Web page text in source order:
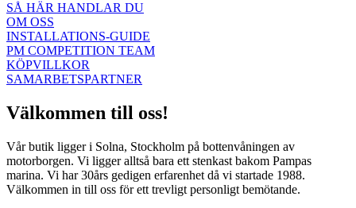
SÅ HÄR HANDLAR DU
OM OSS
INSTALLATIONS-GUIDE
PM COMPETITION TEAM
KÖPVILLKOR
SAMARBETSPARTNER
Välkommen till oss!
Vår butik ligger i Solna, Stockholm på bottenvåningen av
motorborgen. Vi ligger alltså bara ett stenkast bakom Pampas
marina. Vi har 30års gedigen erfarenhet då vi startade 1988.
Välkommen in till oss för ett trevligt personligt bemötande.